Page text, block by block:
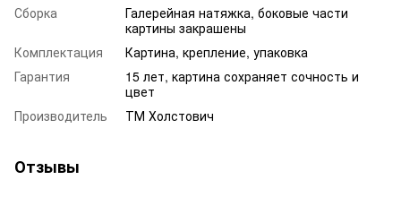
Сборка
Галерейная натяжка, боковые части
картины закрашены
Комплектация
Картина, крепление, упаковка
Гарантия
15 лет, картина сохраняет сочность и
цвет
Производитель
ТМ Холстович
Отзывы